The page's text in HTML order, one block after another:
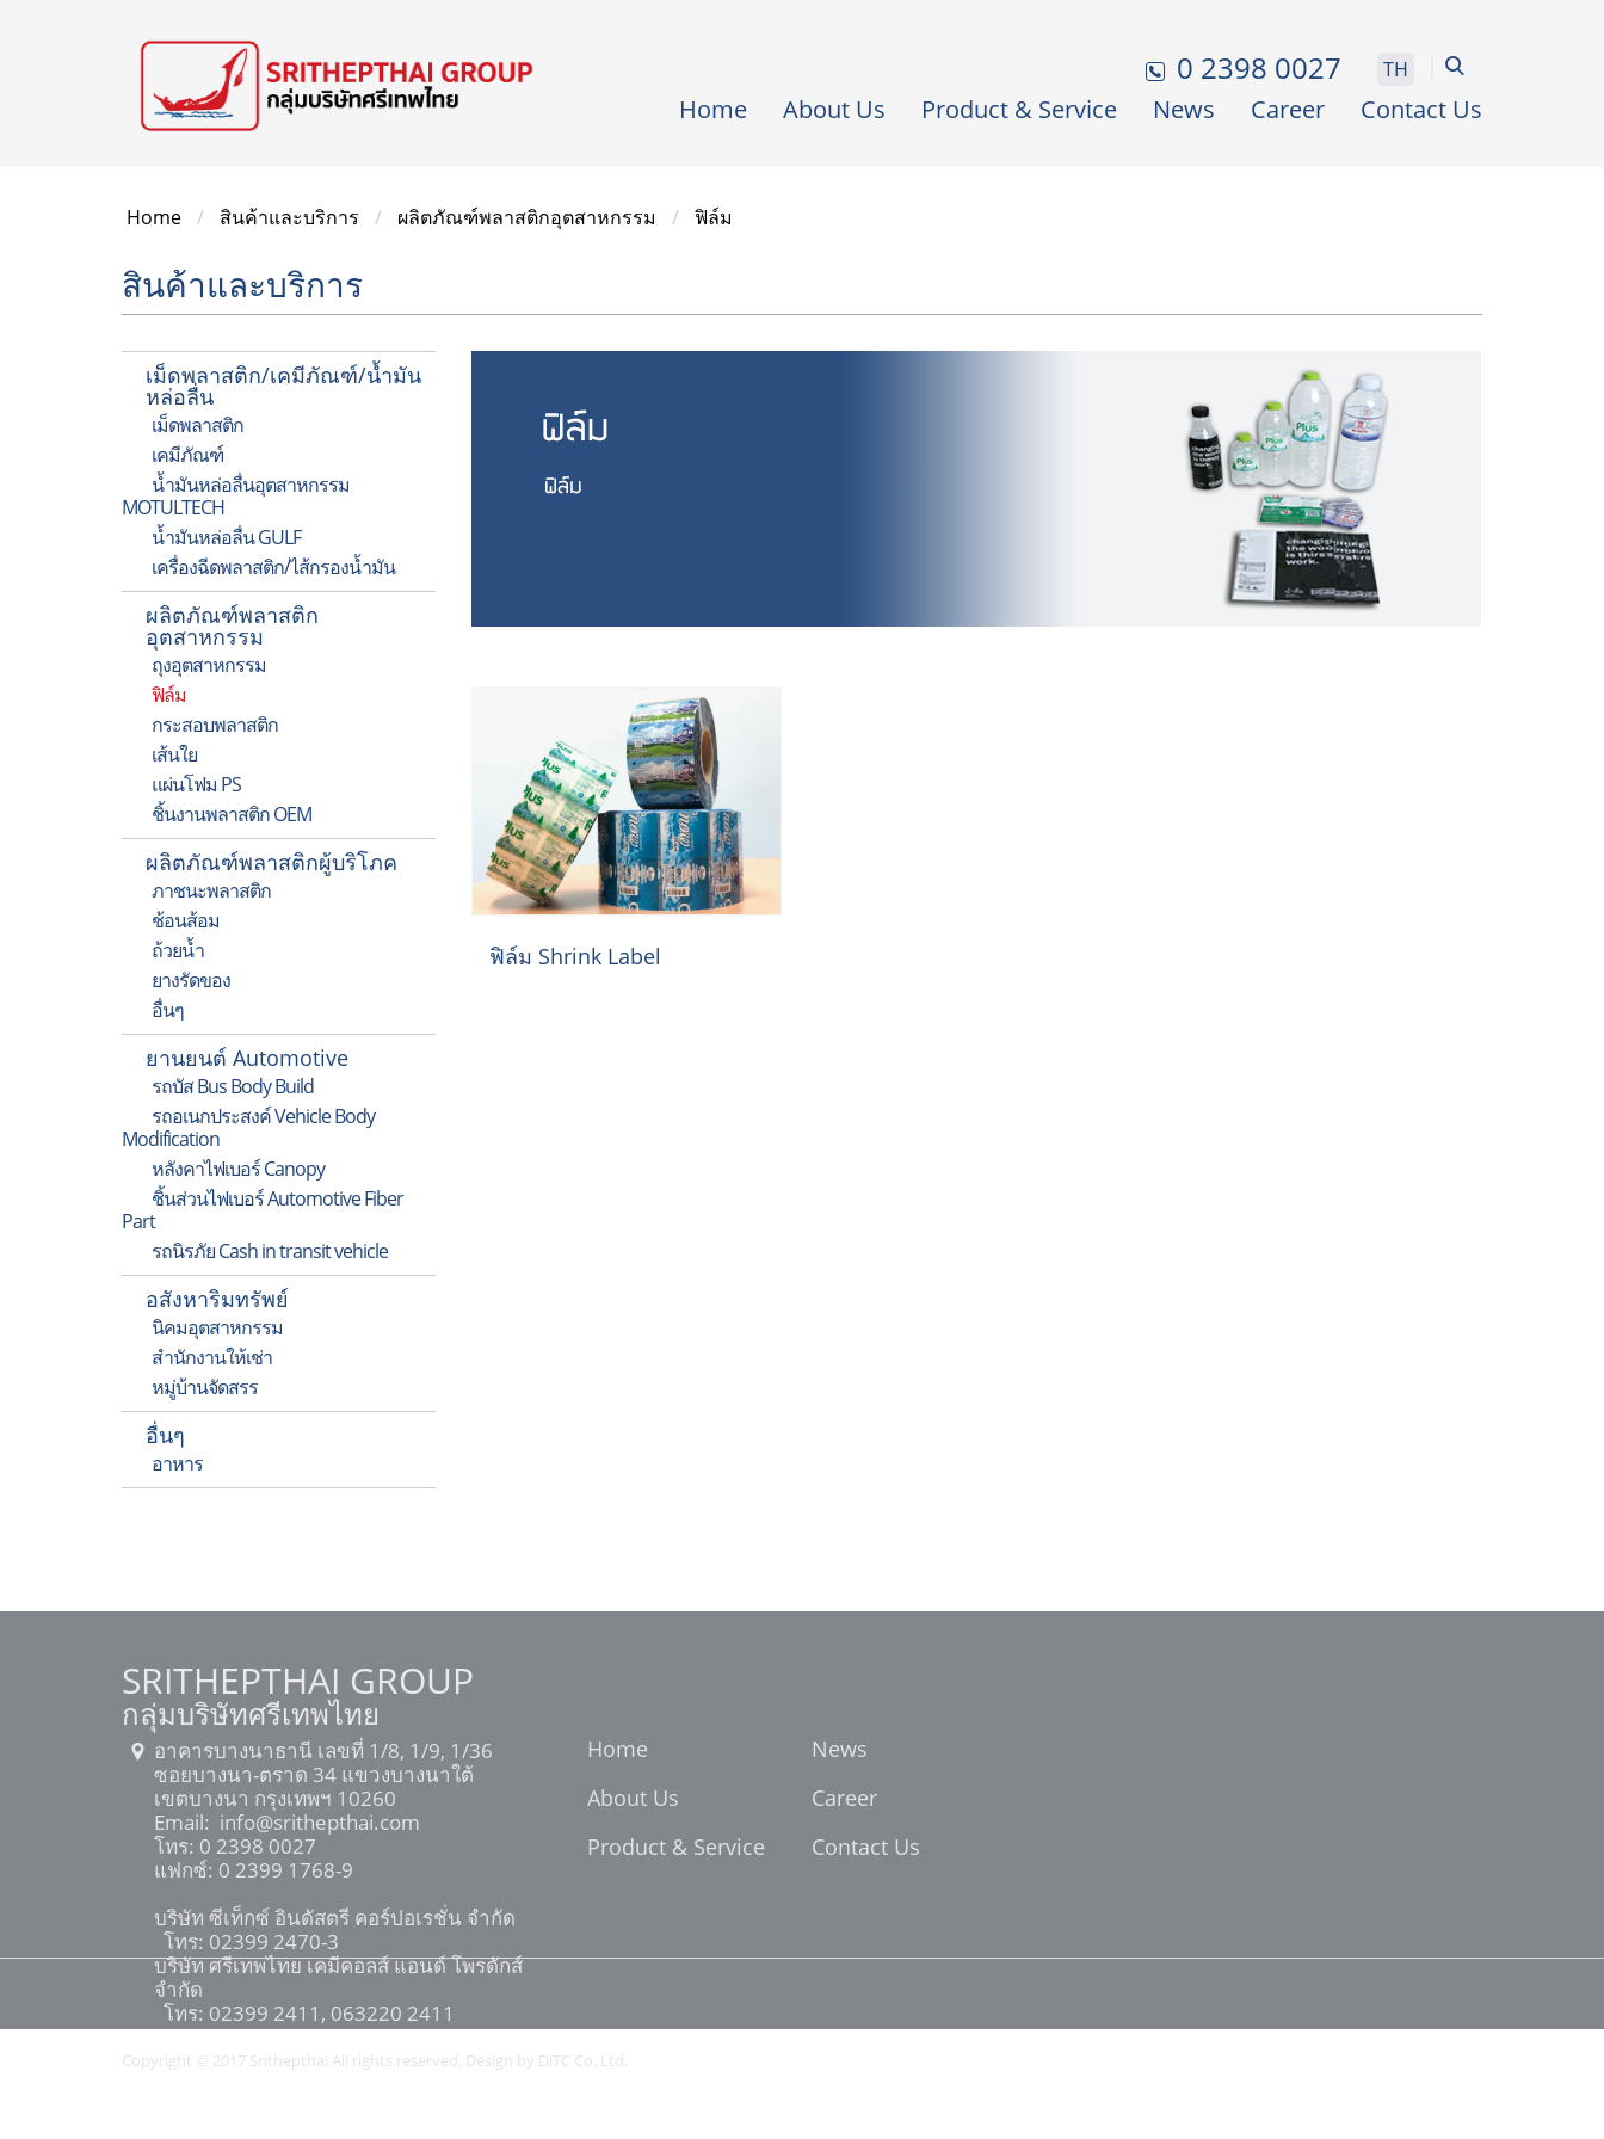
0 2398 0027 TH
Home About Us Product & Service News Career Contact Us
Home สินค้าและบริการ ผลิตภัณฑ์พลาสติกอุตสาหกรรม ฟิล์ม
สินค้าและบริการ
เม็ดพลาสติก/เคมีภัณฑ์/น้ำมัน
หล่อลื่น
เม็ดพลาสติก
เคมีภัณฑ์
น้ำมันหล่อลื่นอุตสาหกรรม
MOTULTECH
น้ำมันหล่อลื่น GULF
เครื่องฉีดพลาสติก/ไส้กรองน้ำมัน
ผลิตภัณฑ์พลาสติก
อุตสาหกรรม
ถุงอุตสาหกรรม
ฟิล์ม
กระสอบพลาสติก
เส้นใย
แผ่นโฟม PS
ชิ้นงานพลาสติก OEM
ผลิตภัณฑ์พลาสติกผู้บริโภค
ภาชนะพลาสติก
ช้อนส้อม
ถ้วยน้ำ
ยางรัดของ
อื่นๆ
ยานยนต์ Automotive
รถบัส Bus Body Build
รถอเนกประสงค์ Vehicle Body
Modification
หลังคาไฟเบอร์ Canopy
ชิ้นส่วนไฟเบอร์ Automotive Fiber
Part
รถนิรภัย Cash in transit vehicle
อสังหาริมทรัพย์
นิคมอุตสาหกรรม
สำนักงานให้เช่า
หมู่บ้านจัดสรร
อื่นๆ
อาหาร
ฟิล์ม Shrink Label
SRITHEPTHAI GROUP
กลุ่มบริษัทศรีเทพไทย
อาคารบางนาธานี เลขที่ 1/8, 1/9, 1/36
ซอยบางนา-ตราด 34 แขวงบางนาใต้
เขตบางนา กรุงเทพฯ 10260
Email: info@srithepthai.com
โทร: 0 2398 0027
แฟกซ์: 0 2399 1768-9
บริษัท ซีเท็กซ์ อินดัสตรี คอร์ปอเรชั่น จำกัด
โทร: 02399 2470-3
บริษัท ศรีเทพไทย เคมีคอลส์ แอนด์ โพรดักส์
จำกัด
โทร: 02399 2411, 063220 2411
Home
About Us
Product & Service
News
Career
Contact Us
Copyright © 2017 Srithepthai All rights reserved. Design by DiTC Co.,Ltd.